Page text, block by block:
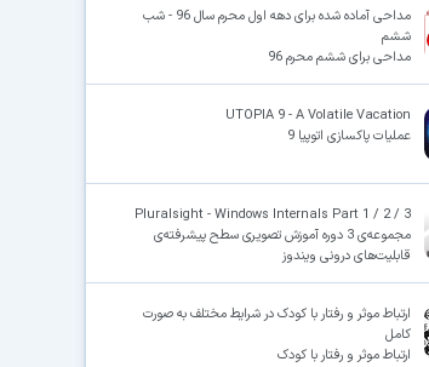
مداحی آماده شده برای دهه اول محرم سال 96 - شب
ششم
مداحی برای ششم محرم 96
UTOPIA 9 - A Volatile Vacation
عملیات پاکسازی اتوپیا 9
Pluralsight - Windows Internals Part 1 / 2 / 3
مجموعه‌ی 3 دوره آموزش تصویری سطح پیشرفته‌ی
قابلیت‌های درونی ویندوز
ارتباط موثر و رفتار با کودک در شرایط مختلف به صورت
کامل
ارتباط موثر و رفتار با کودک